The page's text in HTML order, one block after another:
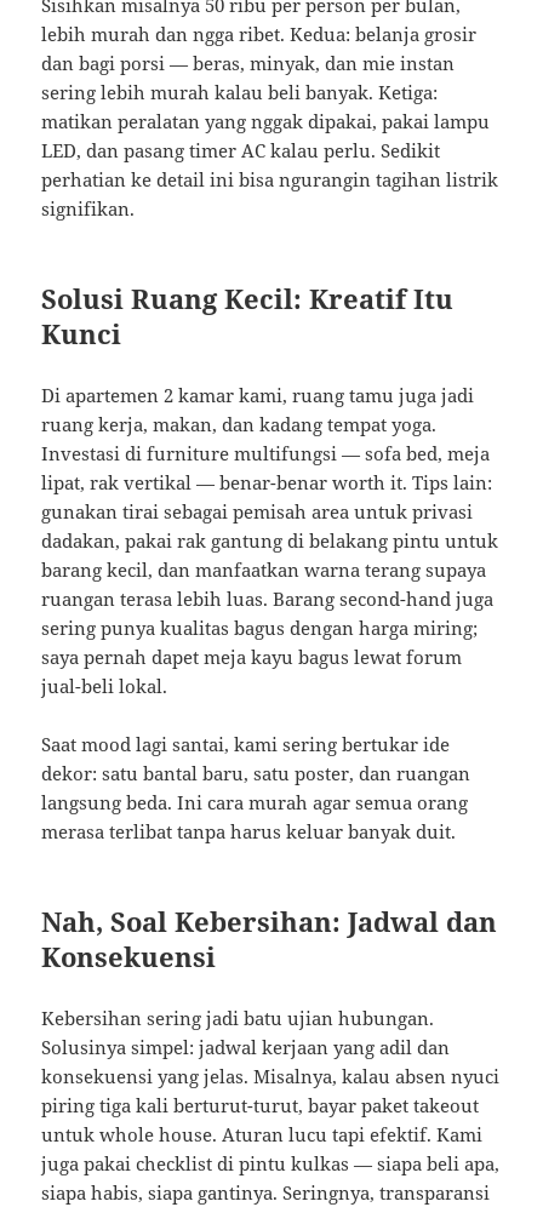
Sisihkan misalnya 50 ribu per person per bulan,
lebih murah dan ngga ribet. Kedua: belanja grosir
dan bagi porsi — beras, minyak, dan mie instan
sering lebih murah kalau beli banyak. Ketiga:
matikan peralatan yang nggak dipakai, pakai lampu
LED, dan pasang timer AC kalau perlu. Sedikit
perhatian ke detail ini bisa ngurangin tagihan listrik
signifikan.
Solusi Ruang Kecil: Kreatif Itu
Kunci
Di apartemen 2 kamar kami, ruang tamu juga jadi
ruang kerja, makan, dan kadang tempat yoga.
Investasi di furniture multifungsi — sofa bed, meja
lipat, rak vertikal — benar-benar worth it. Tips lain:
gunakan tirai sebagai pemisah area untuk privasi
dadakan, pakai rak gantung di belakang pintu untuk
barang kecil, dan manfaatkan warna terang supaya
ruangan terasa lebih luas. Barang second-hand juga
sering punya kualitas bagus dengan harga miring;
saya pernah dapet meja kayu bagus lewat forum
jual-beli lokal.
Saat mood lagi santai, kami sering bertukar ide
dekor: satu bantal baru, satu poster, dan ruangan
langsung beda. Ini cara murah agar semua orang
merasa terlibat tanpa harus keluar banyak duit.
Nah, Soal Kebersihan: Jadwal dan
Konsekuensi
Kebersihan sering jadi batu ujian hubungan.
Solusinya simpel: jadwal kerjaan yang adil dan
konsekuensi yang jelas. Misalnya, kalau absen nyuci
piring tiga kali berturut-turut, bayar paket takeout
untuk whole house. Aturan lucu tapi efektif. Kami
juga pakai checklist di pintu kulkas — siapa beli apa,
siapa habis, siapa gantinya. Seringnya, transparansi